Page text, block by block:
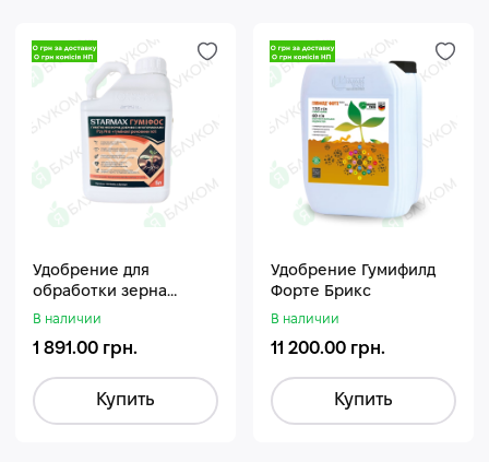
Удобрение для
обработки зерна
Стармакс Гумифос
В наличии
1 891.00 грн.
Купить
Удобрение Гумифилд
Форте Брикс
В наличии
11 200.00 грн.
Купить